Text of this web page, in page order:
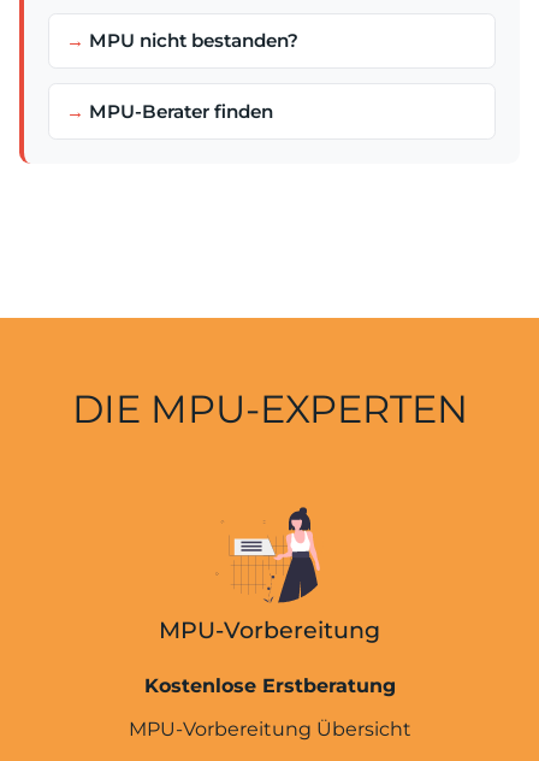
MPU nicht bestanden?
MPU-Berater finden
DIE MPU-EXPERTEN
MPU-Vorbereitung
Kostenlose Erstberatung
MPU-Vorbereitung Übersicht